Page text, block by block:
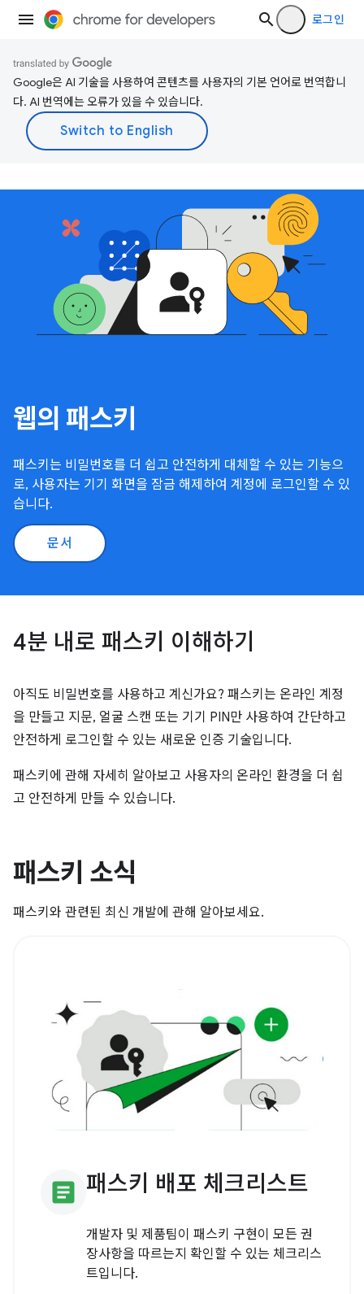
로그인
Google은 AI 기술을 사용하여 콘텐츠를 사용자의 기본 언어로 번역합니
다. AI 번역에는 오류가 있을 수 있습니다.
웹의 패스키
패스키는 비밀번호를 더 쉽고 안전하게 대체할 수 있는 기능으
로, 사용자는 기기 화면을 잠금 해제하여 계정에 로그인할 수 있
습니다.
문서
4분 내로 패스키 이해하기
아직도 비밀번호를 사용하고 계신가요? 패스키는 온라인 계정
을 만들고 지문, 얼굴 스캔 또는 기기 PIN만 사용하여 간단하고
안전하게 로그인할 수 있는 새로운 인증 기술입니다.
패스키에 관해 자세히 알아보고 사용자의 온라인 환경을 더 쉽
고 안전하게 만들 수 있습니다.
패스키 소식
패스키와 관련된 최신 개발에 관해 알아보세요.
article 패스키 배포 체크리스트
개발자 및 제품팀이 패스키 구현이 모든 권
장사항을 따르는지 확인할 수 있는 체크리스
트입니다.